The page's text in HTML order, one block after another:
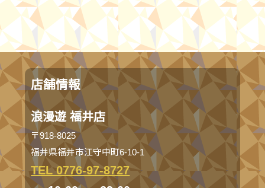
店舗情報
浪漫遊 福井店
〒918-8025
福井県福井市江守中町6-10-1
TEL 0776-97-8727